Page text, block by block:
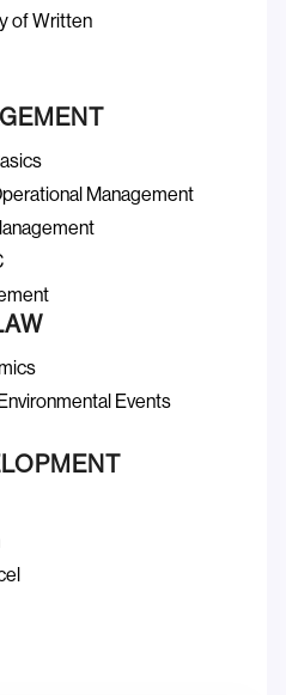
of Written
Management
Events